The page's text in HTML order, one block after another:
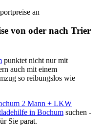
an
von oder nach Trier
punktet nicht nur mit
auch mit einem
so reibungslos wie
2 Mann + LKW
in Bochum suchen -
Sie parat.